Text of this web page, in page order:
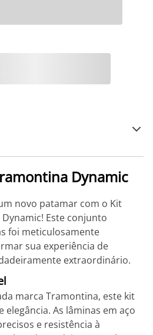
Dynamic
novo patamar com o Kit
Este conjunto
foi meticulosamente
sua experiência de
extraordinário.
marca Tramontina, este kit
As lâminas em aço
e resistência à